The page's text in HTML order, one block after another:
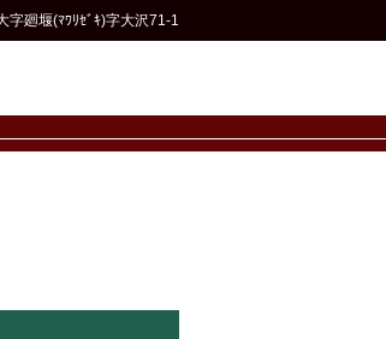
廻堰(ﾏﾜﾘｾﾞｷ)字大沢71-1